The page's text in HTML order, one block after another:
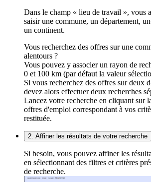
Dans le champ « lieu de travail », vous
saisir une commune, un département,
un continent.
Vous recherchez des offres sur une
alentours ?
Vous pouvez y associer un rayon de
0 et 100 km (par défaut la valeur
Si vous recherchez des offres sur deux
devez alors effectuer deux recherches
Lancez votre recherche en cliquant sur
offres d'emploi correspondant à vos
restituée.
2. Affiner les résultats de votre recherche
Si besoin, vous pouvez affiner les
en sélectionnant des filtres et critères
de recherche.